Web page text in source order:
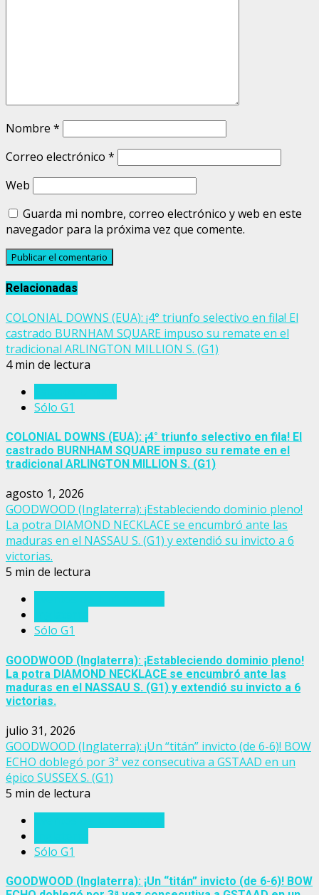
Nombre *
Correo electrónico *
Web
Guarda mi nombre, correo electrónico y web en este
navegador para la próxima vez que comente.
Relacionadas
COLONIAL DOWNS (EUA): ¡4° triunfo selectivo en fila! El
castrado BURNHAM SQUARE impuso su remate en el
tradicional ARLINGTON MILLION S. (G1)
4 min de lectura
Sólo G1
COLONIAL DOWNS (EUA): ¡4° triunfo selectivo en fila! El
castrado BURNHAM SQUARE impuso su remate en el
tradicional ARLINGTON MILLION S. (G1)
agosto 1, 2026
GOODWOOD (Inglaterra): ¡Estableciendo dominio pleno!
La potra DIAMOND NECKLACE se encumbró ante las
maduras en el NASSAU S. (G1) y extendió su invicto a 6
victorias.
5 min de lectura
Sólo G1
GOODWOOD (Inglaterra): ¡Estableciendo dominio pleno!
La potra DIAMOND NECKLACE se encumbró ante las
maduras en el NASSAU S. (G1) y extendió su invicto a 6
victorias.
julio 31, 2026
GOODWOOD (Inglaterra): ¡Un “titán” invicto (de 6-6)! BOW
ECHO doblegó por 3ª vez consecutiva a GSTAAD en un
épico SUSSEX S. (G1)
5 min de lectura
Sólo G1
GOODWOOD (Inglaterra): ¡Un “titán” invicto (de 6-6)! BOW